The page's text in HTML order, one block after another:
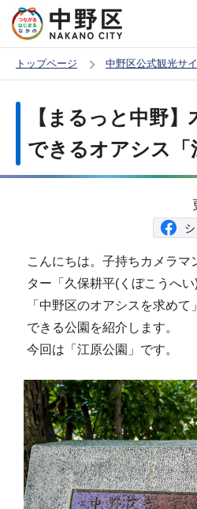
の
ー
トップページ 中野区公式観光サ
か
【まるっと中野
できるオアシス「
こんにちは。子持ちカメラマ
ター「久保耕平(くぼこうへい)
「中野区のオアシスを求め
できる公園を紹介します。
今回は「江原公園」です。